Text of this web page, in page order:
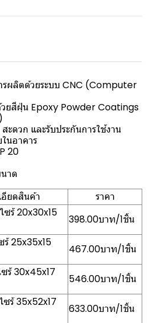
ผลิตด้วยระบบ CNC (Computer
ยสีฝุ่น Epoxy Powder Coatings
ะดวก และรับประกันการใช้งาน
นอาคาร
20
าด
อียดสินค้า
ราคา
ซร้ 20x30x15
398.00บาท/1ชิ้น
ร้ 25x35x15
467.00บาท/1ชิ้น
ซร้ 30x45x17
546.00บาท/1ชิ้น
ซร้ 35x52x17
633.00บาท/1ชิ้น